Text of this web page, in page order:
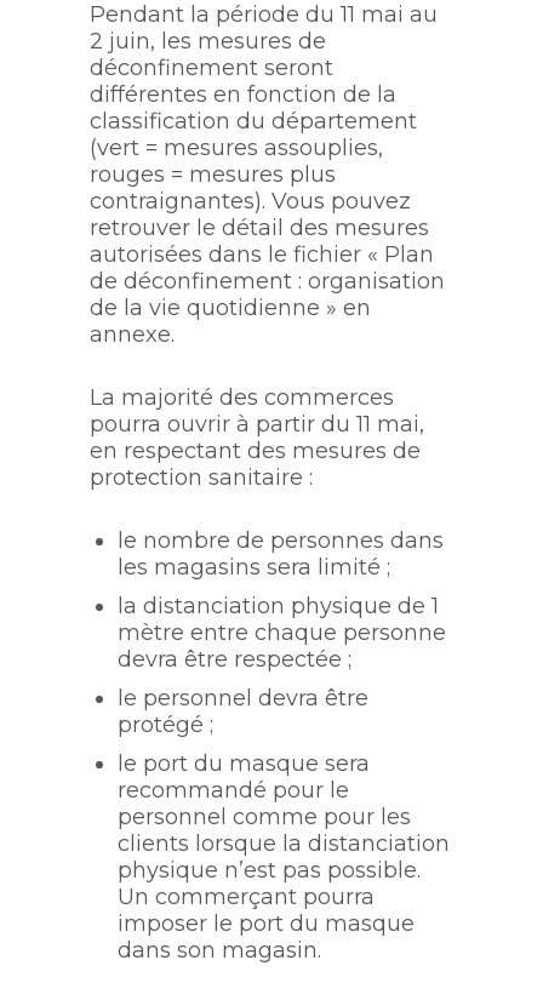
Pendant la période du 11 mai au
2 juin, les mesures de
déconfinement seront
différentes en fonction de la
classification du département
(vert = mesures assouplies,
rouges = mesures plus
contraignantes). Vous pouvez
retrouver le détail des mesures
autorisées dans le fichier « Plan
de déconfinement : organisation
de la vie quotidienne » en
annexe.
La majorité des commerces
pourra ouvrir à partir du 11 mai,
en respectant des mesures de
protection sanitaire :
le nombre de personnes dans
les magasins sera limité ;
la distanciation physique de 1
mètre entre chaque personne
devra être respectée ;
le personnel devra être
protégé ;
le port du masque sera
recommandé pour le
personnel comme pour les
clients lorsque la distanciation
physique n’est pas possible.
Un commerçant pourra
imposer le port du masque
dans son magasin.